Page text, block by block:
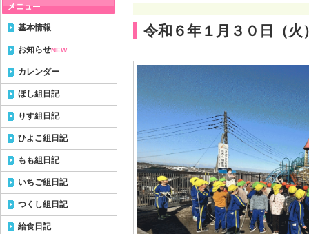
令和６年１月３０日（火
基本情報
お知らせNEW
カレンダー
ほし組日記
りす組日記
ひよこ組日記
もも組日記
いちご組日記
つくし組日記
給食日記